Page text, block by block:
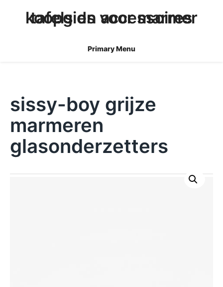
koopgids voor marmer tafels en accessoires
Primary Menu
sissy-boy grijze
marmeren
glasonderzetters